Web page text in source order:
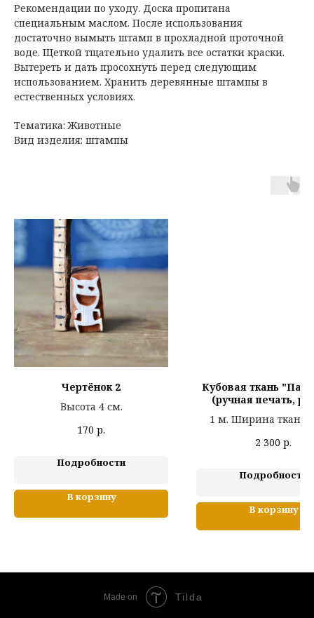
Рекомендации по уходу. Доска пропитана
специальным маслом. После использования
достаточно вымыть штамп в прохладной проточной
воде. Щеткой тщательно удалить все остатки краски.
Вытереть и дать просохнуть перед следующим
использованием. Хранить деревянные штампы в
естественных условиях.
Тематика: Животные
Вид изделия: штампы
Чертёнок 2
Высота 4 см.
170 р.
Подробности
В корзину
Кубовая ткань
(ручная печать,
1 м. Ширина ткани
2 300 р.
Подробности
В корзину
Made on Tilda